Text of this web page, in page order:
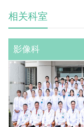
相关科室
影像科